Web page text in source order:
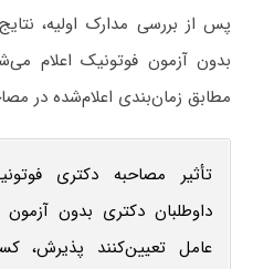
پس از بررسی مدارک اولیه،
بدون آزمون فوتونیک اعلام
مطابق زمان‌بندی اعلام‌شده در
تأثیر مصاحبه دکتری
عامل تعیین‌کنند پذیرش،